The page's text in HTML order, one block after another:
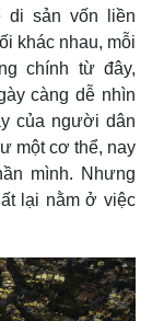
di sản vốn liền
khác nhau, mỗi
chính từ đây,
càng dễ nhìn
của người dân
một cơ thể, nay
mình. Nhưng
lại nằm ở việc